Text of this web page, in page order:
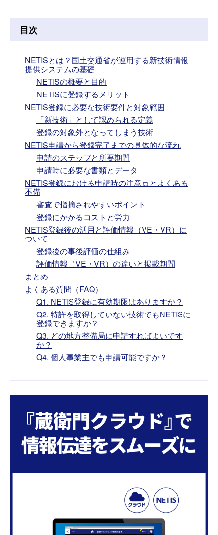
目次
NETISとは？国土交通省が運用する新技術情報
提供システムの基礎
NETISの概要と目的
NETISに登録するメリット
NETIS登録に必要な技術要件と対象範囲
「新技術」として認められる定義
登録の対象外となってしまう技術
NETIS申請から登録完了までの具体的な流れ
申請のステップと所要期間
申請時に必要な書類とデータ
NETIS登録における申請時の注意点とよくある
不備
審査で指摘されやすいポイント
登録にかかるコストと労力
NETIS登録後の活用と評価情報（VE・VR）に
ついて
登録後の事後評価の仕組み
評価情報（VE・VR）の違いと掲載期間
まとめ
よくある質問（FAQ）
Q1. NETIS登録に有効期限はありますか？
Q2. 特許を取得していない技術でもNETISに
登録できますか？
Q3. どの地方整備局に申請すればよいです
か？
Q4. 個人事業主でも申請可能ですか？